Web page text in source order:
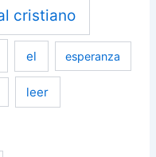
cristiano
el esperanza
leer